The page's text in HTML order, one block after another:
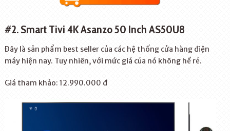
#2. Smart Tivi 4K Asanzo 50 Inch AS50U8
Đây là sản phẩm best seller của các hệ thống cửa hàng điện
máy hiện nay. Tuy nhiên, với mức giá của nó không hề rẻ.
Giá tham khảo: 12.990.000 đ